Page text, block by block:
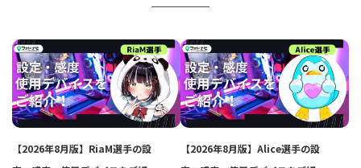
【2026年8月版】RiaM選手の設
【2026年8月版】Alice選手の設